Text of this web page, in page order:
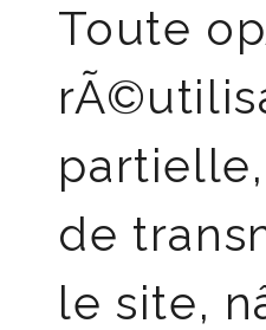
Toute
de
le site,